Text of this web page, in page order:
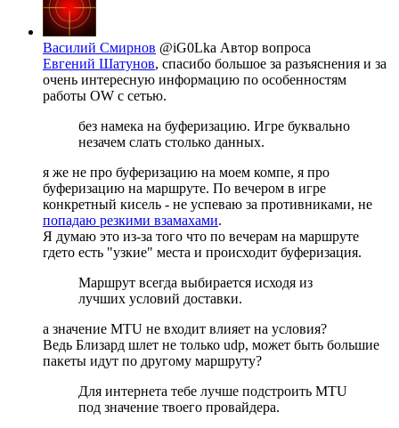
Василий Смирнов @iG0Lka Автор вопроса
Евгений Шатунов, спасибо большое за разъяснения и за
очень интересную информацию по особенностям
работы OW с сетью.
без намека на буферизацию. Игре буквально
незачем слать столько данных.
я же не про буферизацию на моем компе, я про
буферизацию на маршруте. По вечером в игре
конкретный кисель - не успеваю за противниками, не
попадаю резкими взамахами.
Я думаю это из-за того что по вечерам на маршруте
гдето есть "узкие" места и происходит буферизация.
Маршрут всегда выбирается исходя из
лучших условий доставки.
а значение MTU не входит влияет на условия?
Ведь Близард шлет не только udp, может быть большие
пакеты идут по другому маршруту?
Для интернета тебе лучше подстроить MTU
под значение твоего провайдера.